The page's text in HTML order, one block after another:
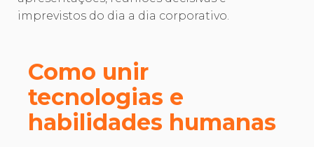
imprevistos do dia a dia corporativo.
Como unir
tecnologias e
habilidades humanas